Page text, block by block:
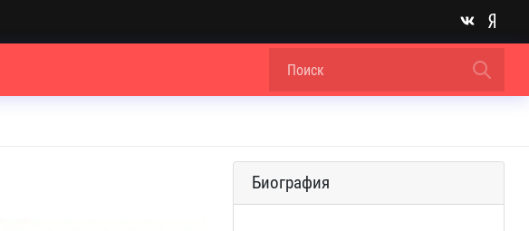
Биография